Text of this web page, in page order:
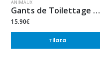
ANIMAUX
Gants de Toilettage Anti-Odeurs pour Chiens et Chats Reutilisabe (2 x 6 pcs)
15.90€
Tilata